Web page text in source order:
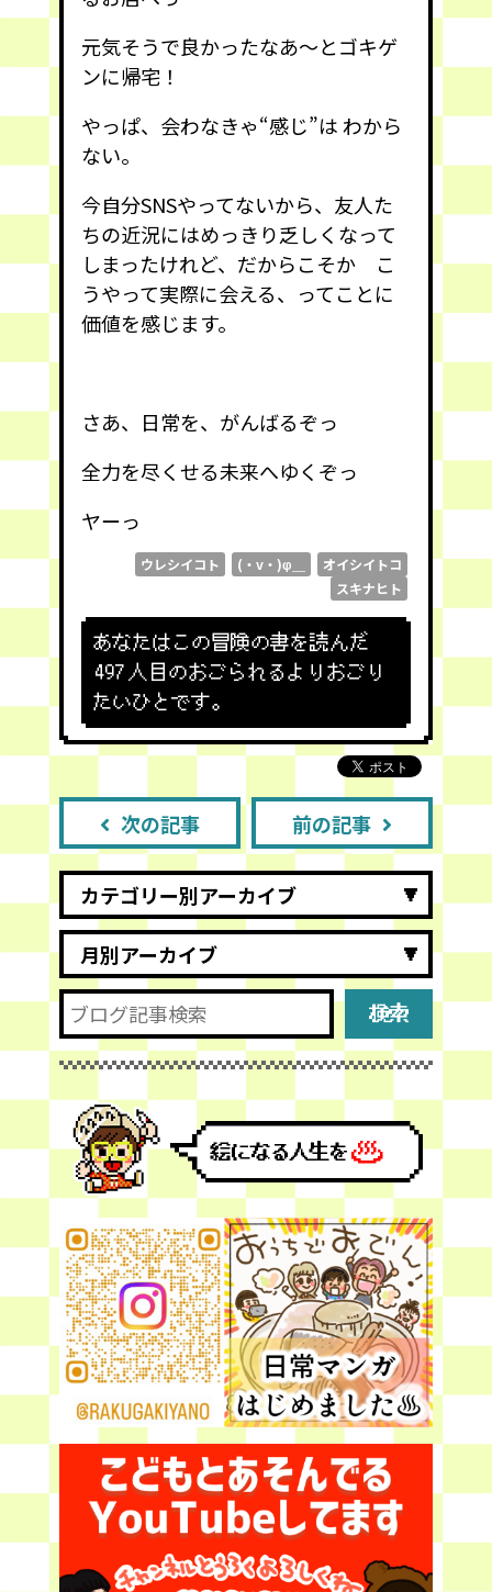
元気そうで良かったなあ〜とゴキゲ
ンに帰宅！
やっぱ、会わなきゃ“感じ”は わから
ない。
今自分SNSやってないから、友人た
ちの近況にはめっきり乏しくなって
しまったけれど、だからこそか こ
うやって実際に会える、ってことに
価値を感じます。
さあ、日常を、がんばるぞっ
全力を尽くせる未来へゆくぞっ
ヤーっ
ウレシイコト (・v・)φ＿
オイシイトコ
スキナヒト
あなたはこの冒険の書を読んだ
497 人目のおごられるよりおごり
たいひとです。
次の記事 前の記事